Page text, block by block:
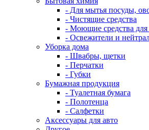
- Для мытья посуды,
- Чистящие средства
- Моющие средства для
- Освежители и
Уборка дома
- Швабры, щетки
- Перчатки
- Губки
Бумажная продукция
- Туалетная бумага
- Полотенца
- Салфетки
Аксессуары для авто